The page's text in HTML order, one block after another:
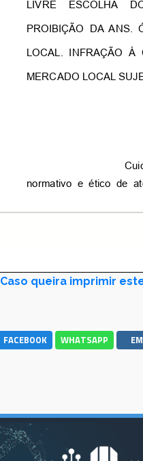
Caso queira imprimir
FACEBOOK WHATSAPP